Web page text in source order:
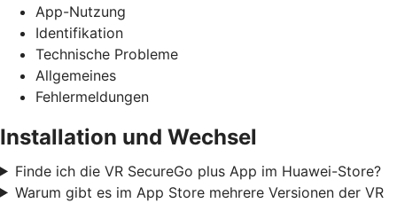
App-Nutzung
Identifikation
Technische Probleme
Allgemeines
Fehlermeldungen
Installation und Wechsel
Finde ich die VR SecureGo plus App im Huawei-Store?
Warum gibt es im App Store mehrere Versionen der VR